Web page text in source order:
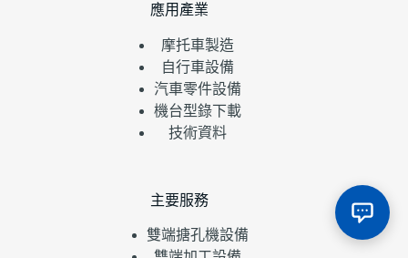
應用產業
摩托車製造
自行車設備
汽車零件設備
機台型錄下載
技術資料
主要服務
雙端搪孔機設備